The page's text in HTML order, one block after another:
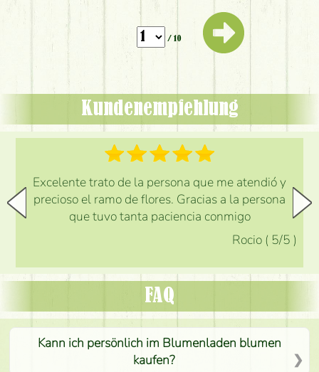
/ 10
Kundenempfehlung
Excelente trato de la persona que me atendió y
precioso el ramo de flores. Gracias a la persona
que tuvo tanta paciencia conmigo
Rocio ( 5/5 )
FAQ
Kann ich persönlich im Blumenladen blumen
kaufen?